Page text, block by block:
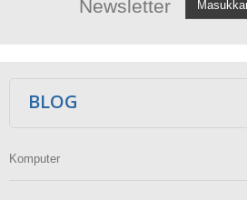
Newsletter
BLOG
Komputer